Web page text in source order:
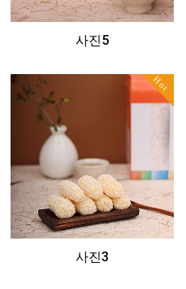
사진5
Hot
사진3